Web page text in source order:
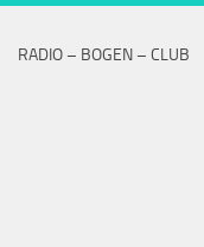
RADIO – BOGEN – CLUB